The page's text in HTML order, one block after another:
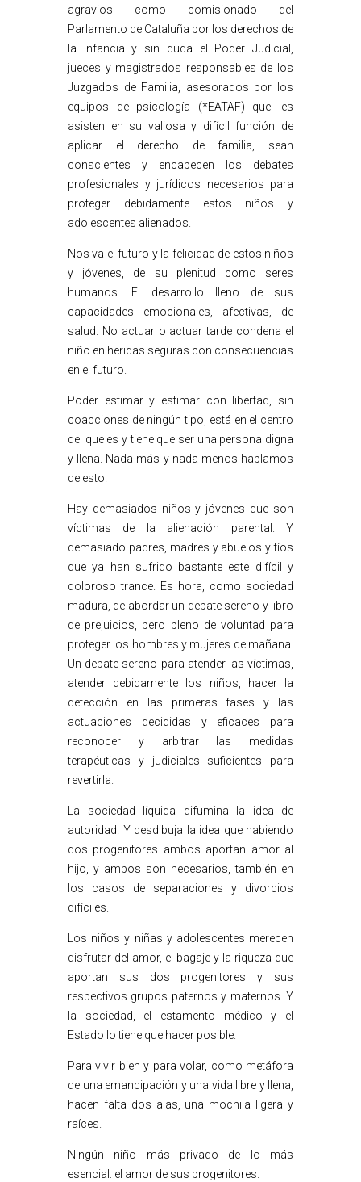
agravios como comisionado del
Parlamento de Cataluña por los derechos de
la infancia y sin duda el Poder Judicial,
jueces y magistrados responsables de los
Juzgados de Familia, asesorados por los
equipos de psicología (*EATAF) que les
asisten en su valiosa y difícil función de
aplicar el derecho de familia, sean
conscientes y encabecen los debates
profesionales y jurídicos necesarios para
proteger debidamente estos niños y
adolescentes alienados.
Nos va el futuro y la felicidad de estos niños
y jóvenes, de su plenitud como seres
humanos. El desarrollo lleno de sus
capacidades emocionales, afectivas, de
salud. No actuar o actuar tarde condena el
niño en heridas seguras con consecuencias
en el futuro.
Poder estimar y estimar con libertad, sin
coacciones de ningún tipo, está en el centro
del que es y tiene que ser una persona digna
y llena. Nada más y nada menos hablamos
de esto.
Hay demasiados niños y jóvenes que son
víctimas de la alienación parental. Y
demasiado padres, madres y abuelos y tíos
que ya han sufrido bastante este difícil y
doloroso trance. Es hora, como sociedad
madura, de abordar un debate sereno y libro
de prejuicios, pero pleno de voluntad para
proteger los hombres y mujeres de mañana.
Un debate sereno para atender las víctimas,
atender debidamente los niños, hacer la
detección en las primeras fases y las
actuaciones decididas y eficaces para
reconocer y arbitrar las medidas
terapéuticas y judiciales suficientes para
revertirla.
La sociedad líquida difumina la idea de
autoridad. Y desdibuja la idea que habiendo
dos progenitores ambos aportan amor al
hijo, y ambos son necesarios, también en
los casos de separaciones y divorcios
difíciles.
Los niños y niñas y adolescentes merecen
disfrutar del amor, el bagaje y la riqueza que
aportan sus dos progenitores y sus
respectivos grupos paternos y maternos. Y
la sociedad, el estamento médico y el
Estado lo tiene que hacer posible.
Para vivir bien y para volar, como metáfora
de una emancipación y una vida libre y llena,
hacen falta dos alas, una mochila ligera y
raíces.
Ningún niño más privado de lo más
esencial: el amor de sus progenitores.